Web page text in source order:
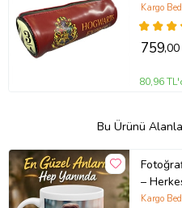
Kargo
759
80,96
Bu Ürünü
–
Kargo